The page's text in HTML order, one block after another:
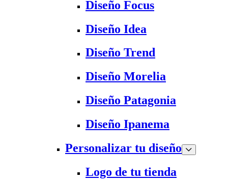
Diseño Focus
Diseño Idea
Diseño Trend
Diseño Morelia
Diseño Patagonia
Diseño Ipanema
Personalizar tu diseño
Logo de tu tienda